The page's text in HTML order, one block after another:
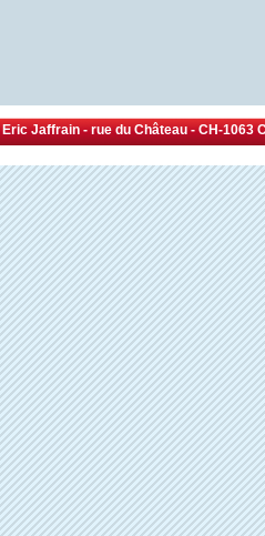
Eric Jaffrain - rue du Château - CH-1063